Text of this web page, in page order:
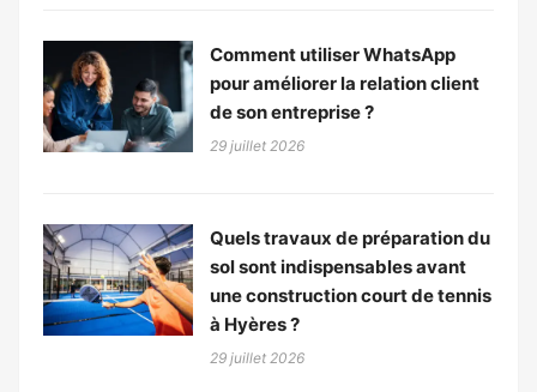
Comment utiliser WhatsApp
pour améliorer la relation client
de son entreprise ?
29 juillet 2026
Quels travaux de préparation du
sol sont indispensables avant
une construction court de tennis
à Hyères ?
29 juillet 2026